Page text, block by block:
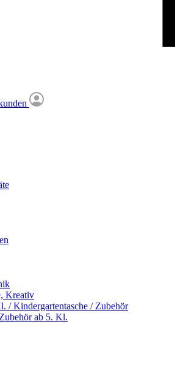
Kreativ
/ Kindergartentasche / Zubehör
ab 5. Kl.